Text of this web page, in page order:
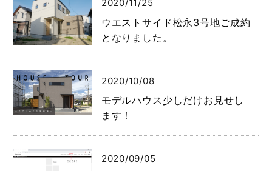
2020/11/25
ウエストサイド松永3号地ご成約
となりました。
2020/10/08
モデルハウス少しだけお見せし
ます！
2020/09/05